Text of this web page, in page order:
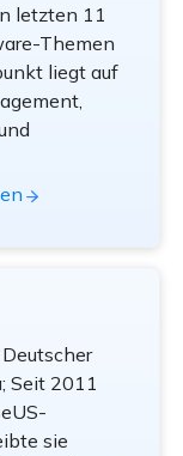
letzten 11
Themen
liegt auf
Seit 2011
sie